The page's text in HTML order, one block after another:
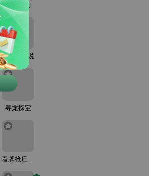
龙王捕鱼I
太阳神传说
寻龙探宝
看牌抢庄牛牛